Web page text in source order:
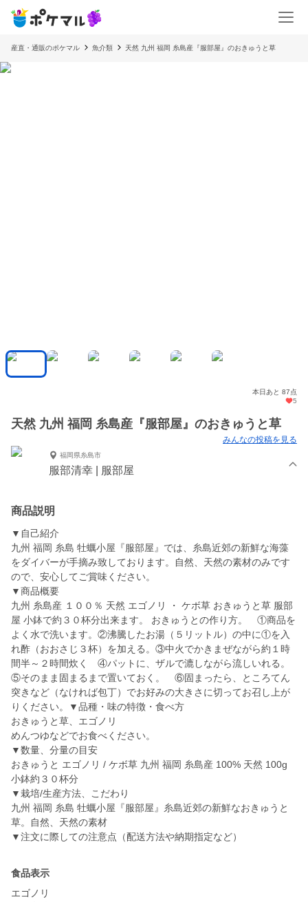
産直・通販のポケマル 魚介類 天然 九州 福岡 糸島産『服部屋』のおきゅうと草
本日あと 87点
5
天然 九州 福岡 糸島産『服部屋』のおきゅうと草
みんなの投稿を見る
福岡県糸島市
服部清幸 | 服部屋
商品説明
▼自己紹介
九州 福岡 糸島 牡蠣小屋『服部屋』では、糸島近郊の新鮮な海藻
をダイバーが手摘み致しております。自然、天然の素材のみです
ので、安心してご賞味ください。
▼商品概要
九州 糸島産 １００％ 天然 エゴノリ ・ ケボ草 おきゅうと草 服部
屋 小鉢で約３０杯分出来ます。 おきゅうとの作り方。 ①商品を
よく水で洗います。②沸騰したお湯（５リットル）の中に①を入
れ酢（おおさじ３杯）を加える。③中火でかきまぜながら約１時
間半～２時間炊く ④パットに、ザルで漉しながら流しいれる。
⑤そのまま固まるまで置いておく。 ⑥固まったら、ところてん
突きなど（なければ包丁）でお好みの大きさに切ってお召し上が
りください。▼品種・味の特徴・食べ方
おきゅうと草、エゴノリ
めんつゆなどでお食べください。
▼数量、分量の目安
おきゅうと エゴノリ / ケボ草 九州 福岡 糸島産 100% 天然 100g
小鉢約３０杯分
▼栽培/生産方法、こだわり
九州 福岡 糸島 牡蠣小屋『服部屋』糸島近郊の新鮮なおきゅうと
草。自然、天然の素材
▼注文に際しての注意点（配送方法や納期指定など）
食品表示
エゴノリ